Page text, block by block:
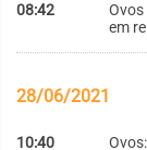
08:42
em
28/06/2021
10:40